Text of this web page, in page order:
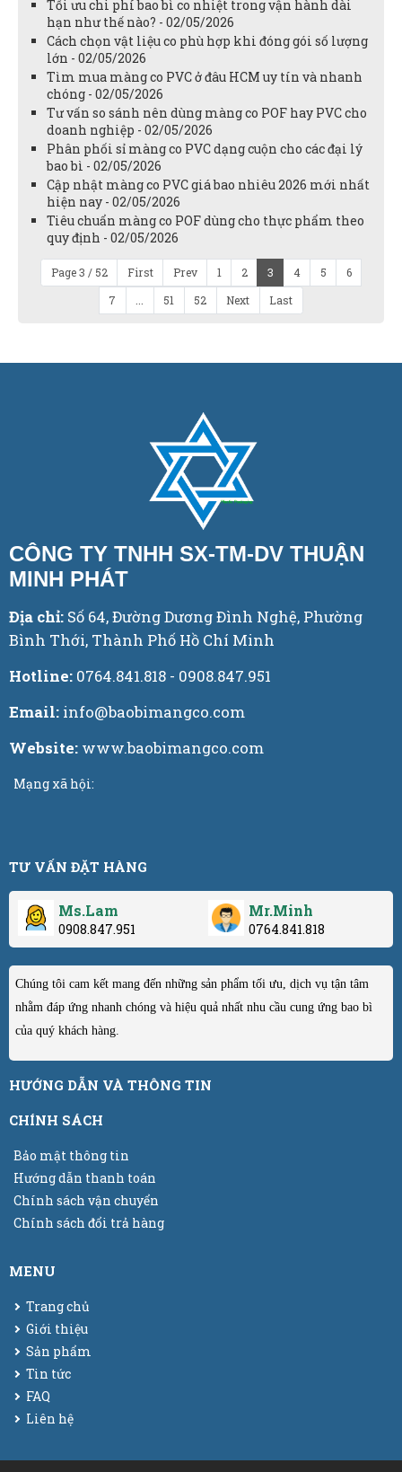
Tối ưu chi phí bao bì co nhiệt trong vận hành dài
hạn như thế nào? - 02/05/2026
Cách chọn vật liệu co phù hợp khi đóng gói số lượng
lớn - 02/05/2026
Tìm mua màng co PVC ở đâu HCM uy tín và nhanh
chóng - 02/05/2026
Tư vấn so sánh nên dùng màng co POF hay PVC cho
doanh nghiệp - 02/05/2026
Phân phối sỉ màng co PVC dạng cuộn cho các đại lý
bao bì - 02/05/2026
Cập nhật màng co PVC giá bao nhiêu 2026 mới nhất
hiện nay - 02/05/2026
Tiêu chuẩn màng co POF dùng cho thực phẩm theo
quy định - 02/05/2026
Page 3 / 52 First Prev 1 2 3 4 5
6
7
51 52 Next Last
CÔNG TY TNHH SX-TM-DV THUẬN
MINH PHÁT
Địa chỉ: Số 64, Đường Dương Đình Nghệ, Phường
Bình Thới, Thành Phố Hồ Chí Minh
Hotline: 0764.841.818 - 0908.847.951
Email: info@baobimangco.com
Website: www.baobimangco.com
Mạng xã hội:
TƯ VẤN ĐẶT HÀNG
Ms.Lam
0908.847.951
Mr.Minh
0764.841.818
Chúng tôi cam kết mang đến những sản phẩm tối ưu, dịch vụ tận tâm
nhằm đáp ứng nhanh chóng và hiệu quả nhất nhu cầu cung ứng bao bì
của quý khách hàng.
HƯỚNG DẪN VÀ THÔNG TIN
CHÍNH SÁCH
Bảo mật thông tin
Hướng dẫn thanh toán
Chính sách vận chuyển
Chính sách đổi trả hàng
MENU
Trang chủ
Giới thiệu
Sản phẩm
Tin tức
FAQ
Liên hệ